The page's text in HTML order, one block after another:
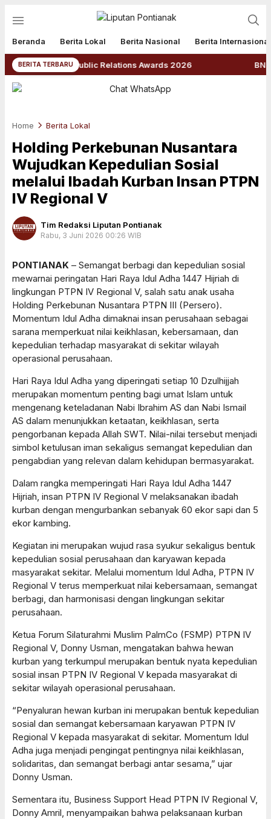
Beranda Berita Lokal Berita Nasional Berita Internasional
BERITA TERBARU
Public Relations Awards 2026 BNPB:
Home Berita Lokal
Holding Perkebunan Nusantara
Wujudkan Kepedulian Sosial
melalui Ibadah Kurban Insan PTPN
IV Regional V
Tim Redaksi Liputan Pontianak
Rabu, 3 Juni 2026 00:26 WIB
Perbesar
PONTIANAK – Semangat berbagi dan kepedulian sosial
mewarnai peringatan Hari Raya Idul Adha 1447 Hijriah di
lingkungan PTPN IV Regional V, salah satu anak usaha
Holding Perkebunan Nusantara PTPN III (Persero).
Momentum Idul Adha dimaknai insan perusahaan sebagai
sarana memperkuat nilai keikhlasan, kebersamaan, dan
kepedulian terhadap masyarakat di sekitar wilayah
operasional perusahaan.
Hari Raya Idul Adha yang diperingati setiap 10 Dzulhijjah
merupakan momentum penting bagi umat Islam untuk
mengenang keteladanan Nabi Ibrahim AS dan Nabi Ismail
AS dalam menunjukkan ketaatan, keikhlasan, serta
pengorbanan kepada Allah SWT. Nilai-nilai tersebut menjadi
simbol ketulusan iman sekaligus semangat kepedulian dan
pengabdian yang relevan dalam kehidupan bermasyarakat.
Dalam rangka memperingati Hari Raya Idul Adha 1447
Hijriah, insan PTPN IV Regional V melaksanakan ibadah
kurban dengan mengurbankan sebanyak 60 ekor sapi dan 5
ekor kambing.
Kegiatan ini merupakan wujud rasa syukur sekaligus bentuk
kepedulian sosial perusahaan dan karyawan kepada
masyarakat sekitar. Melalui momentum Idul Adha, PTPN IV
Regional V terus memperkuat nilai kebersamaan, semangat
berbagi, dan harmonisasi dengan lingkungan sekitar
perusahaan.
Ketua Forum Silaturahmi Muslim PalmCo (FSMP) PTPN IV
Regional V, Donny Usman, mengatakan bahwa hewan
kurban yang terkumpul merupakan bentuk nyata kepedulian
sosial insan PTPN IV Regional V kepada masyarakat di
sekitar wilayah operasional perusahaan.
“Penyaluran hewan kurban ini merupakan bentuk kepedulian
sosial dan semangat kebersamaan karyawan PTPN IV
Regional V kepada masyarakat di sekitar. Momentum Idul
Adha juga menjadi pengingat pentingnya nilai keikhlasan,
solidaritas, dan semangat berbagi antar sesama,” ujar
Donny Usman.
Sementara itu, Business Support Head PTPN IV Regional V,
Donny Amril, menyampaikan bahwa pelaksanaan kurban